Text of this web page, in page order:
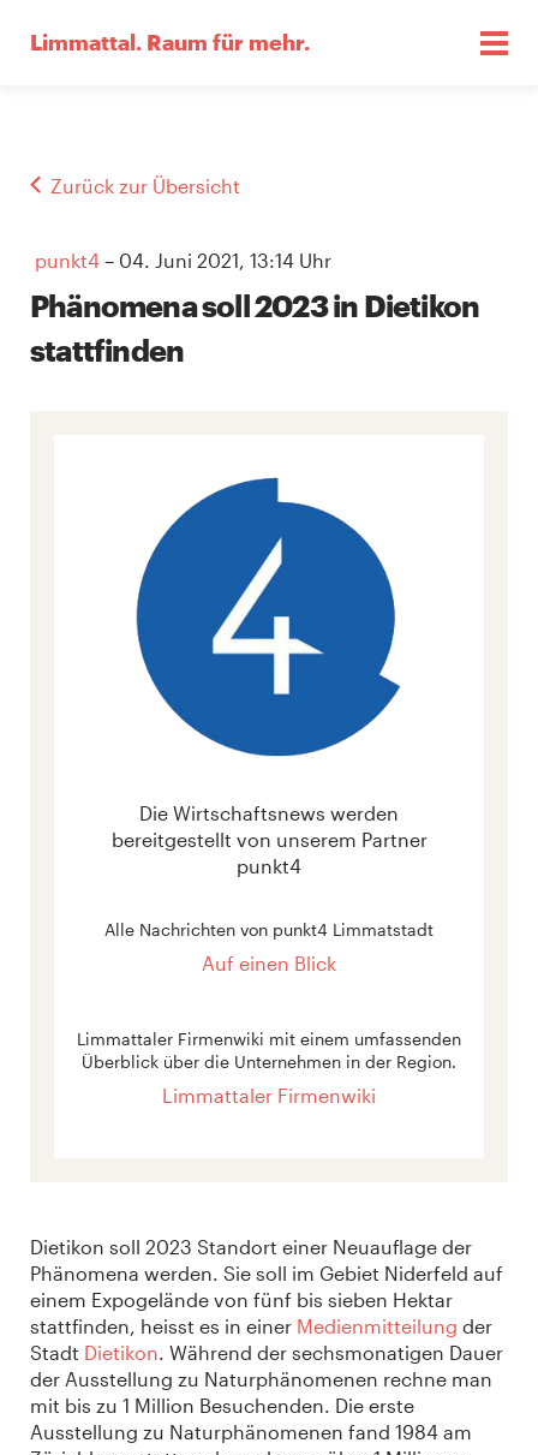
Limmattal. Raum für mehr.
Zurück zur Übersicht
punkt4 – 04. Juni 2021, 13:14 Uhr
Phänomena soll 2023 in Dietikon
stattfinden
Die Wirtschaftsnews werden
bereitgestellt von unserem Partner
punkt4
Alle Nachrichten von punkt4 Limmatstadt
Auf einen Blick
Limmattaler Firmenwiki mit einem umfassenden
Überblick über die Unternehmen in der Region.
Limmattaler Firmenwiki
Dietikon soll 2023 Standort einer Neuauflage der
Phänomena werden. Sie soll im Gebiet Niderfeld auf
einem Expogelände von fünf bis sieben Hektar
stattfinden, heisst es in einer Medienmitteilung der
Stadt Dietikon. Während der sechsmonatigen Dauer
der Ausstellung zu Naturphänomenen rechne man
mit bis zu 1 Million Besuchenden. Die erste
Ausstellung zu Naturphänomenen fand 1984 am